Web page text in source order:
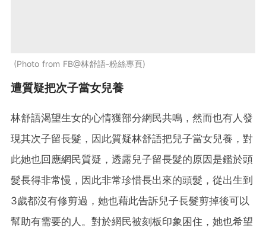
Photo from FB@林舒語-粉絲專頁
遭質疑把次子當女兒養
林舒語渴望生女的心情獲部分網民共鳴，然而也有人發
現其次子留長髮，因此質疑林舒語把兒子當女兒養，對
此她也回應網民質疑，透露兒子留長髮的原因是鑑於頭
髮長得非常慢，因此非常珍惜長出來的頭髮，從出生到
3歲都沒有修剪過，她也藉此告訴兒子長髮剪掉後可以
幫助有需要的人。對於網民被刻板印象困住，她也希望